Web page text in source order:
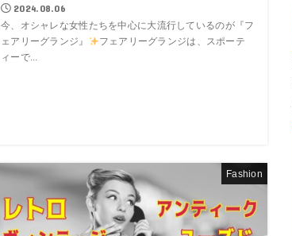
2024.08.06
今、オシャレな女性たちを中心に大流行しているのが『フ
ェアリーグランジ』
フェアリーグランジは、スポーテ
ィーで...
Fashion